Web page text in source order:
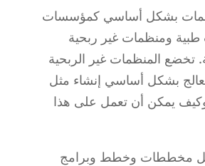
بشكل أساسي كمؤسسات
طبية ومنظمات غير ربحية
تخضع المنظمات غير الربحية
بشكل أساسي إنشاء مثل
يمكن أن تعمل على هذا
مخططات وخطط وبرامج